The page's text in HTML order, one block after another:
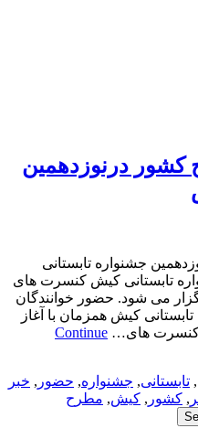
کشور درنوزدهمین
جشنواره تابستانی
تابستانی کیش کنسرت های
می شود. حضور خوانندگان
کیش همزمان با آغاز
کنسرت های… Continue
, تابستانی, جشنواره, حضور , خبر
, کشور , کیش, مطرح